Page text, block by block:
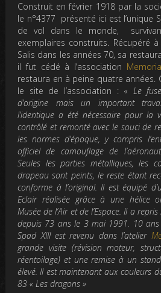
Construit en février 1918 par la
le n°4377 présenté ici est l’unique
de vol dans le monde,
exemplaires construits. Récupéré à
Salis dans les années 70, sa
il fut cédé à l’association
restaura en à peine quatre
le site de l’association : « Le
d’origine mais un important
l’identique a été nécessaire pour la
contrôlé et remonté avec le souci de
les normes d’époque, y compris
officiel de camouflage de
Seules les parties métalliques, les
drapeau sont peints, le reste étant
conforme à l’original. Il est équipé
Eclair réalisée grâce à une hélice
Musée de l’Air et de l’Espace. Il a
depuis 73 ans le 3 mai 1991. 10 ans
Spad XIII est revenu dans l’atelier
grande visite (révision moteur,
réentoilage) et une remise à un
élevé. Il est maintenant aux couleurs
83 « Les dragons »